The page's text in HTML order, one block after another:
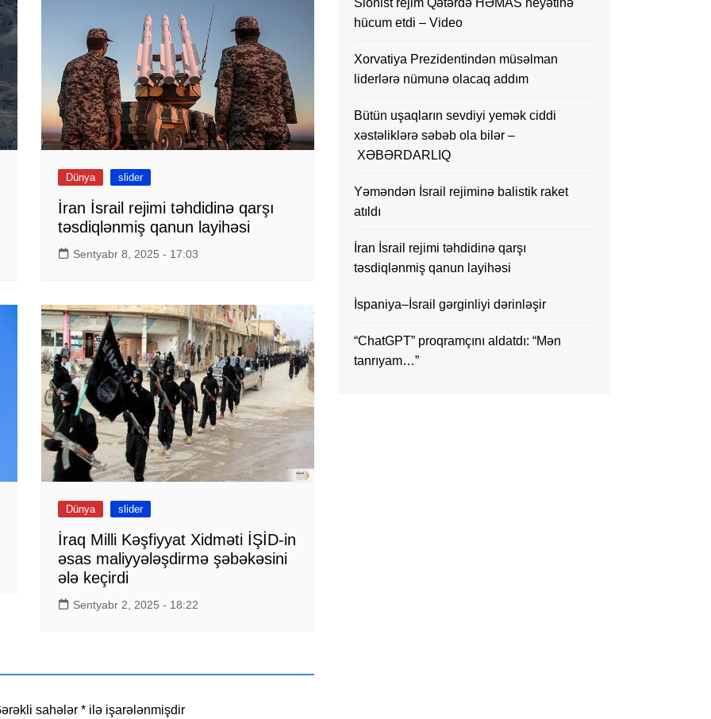
Dünya slider
İran İsrail rejimi təhdidinə qarşı
təsdiqlənmiş qanun layihəsi
Sentyabr 8, 2025 - 17:03
Dünya slider
İraq Milli Kəşfiyyat Xidməti İŞİD-in
əsas maliyyələşdirmə şəbəkəsini
ələ keçirdi
Sentyabr 2, 2025 - 18:22
sahələr * ilə işarələnmişdir
Sionist rejim Qətərdə HƏMAS heyətinə
hücum etdi – Video
Xorvatiya Prezidentindən müsəlman
liderlərə nümunə olacaq addım
Bütün uşaqların sevdiyi yemək ciddi
xəstəliklərə səbəb ola bilər –
XƏBƏRDARLIQ
Yəməndən İsrail rejiminə balistik raket
atıldı
İran İsrail rejimi təhdidinə qarşı
təsdiqlənmiş qanun layihəsi
İspaniya–İsrail gərginliyi dərinləşir
“ChatGPT” proqramçını aldatdı: “Mən
tanrıyam…”